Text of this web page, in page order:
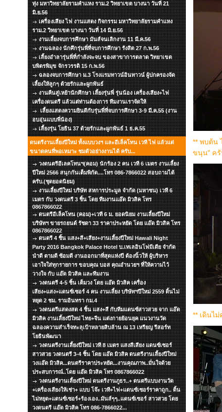
ทุ่ง มหาวิทยาลัยรามคำแหง ราม.2 วิทยาเขต บางนา วันที่ 21
มิ.ย.56
เครื่องเสียง ไฟ งานแสดง กิจกรรม มหาวิทยาลัยรามคำแหง
ราม.2 วิทยาเขต บางนา วันที่ 14 มิ.ย.56
งานเลี้ยงจบการศึกษา มันส์จนเลิกงาน 11 มี.ค.56
งานฉลอง นักศึกรุ่นพี่ที่จบการศึกษา รังสิต 27 ก.พ.56
เลี้ยงอำลารุ่นพี่ที่กำลังจะจบ ของสาขาการตลาด วิทยาเขต
บพิตรพิมุข จักรวรรดิ 15 ก.พ.56
ฉลองจบการศึกษา ม.3 โรงแรมทาวน์อินทาวน์ ผู้ปกครองจัด
เลี้ยงให้ลูกๆ ด้วยรักและผูกพันธ์
งานคืนสู่เหย้านักศึกษา เลี้ยงรุ่นพี่ รุ่นน้อง เครื่องเสียง+ไฟ
เครื่องดนตรี แล้วแต่ท่านต้องการ ทีมงานเราจัดให้
เลี้ยงแสดงความยินดีกับรุ่นพี่ที่จบการศึกษา 3-9 มี.ค.55 (งาน
อบอุ่นแบบพี่น้อง)
เลี้ยงรุ่น โยธิน 37 ด้วยรักและผูกพันธ์ 1 ธ.ค.55
ดนตรีงานเลี้ยงปีใหม่ ทั้งแบบวงฯ และอีเล็คโทน เวที ไฟ แล้วแต่
ขนาดคนที่พอเหมาะ ชมตัวอย่างงานได้ ครับ...
วงดนตรีอีเลคโทนฯ(คอม) นักร้อง 2 คน เวที 6 เมตร งานเลี้ยง
ปีใหม่ 2566 สนุกกันเต็มพิกัด....โทร 086-7866022 สอบถามได้
ครับ.(ชุดยอดนิยม)
งานเลี้ยงปีใหม่ บริษัท สหการประมูล จำกัด (มหาชน) เวที 6
เมตร กับ วงดนตรี 3 ชิ้น โดย ทีมงานแอ๊ด มิวสิค โทร
0867866022
ดนตรีอีเล็คโทน (คอม)+เวที 6 ม. ยอดนิยม งานเลี้ยงปีใหม่
บริษัทฯ ขายรถยนต์ รัชดา 33 ราคาประหยัด โดย แอ๊ด มิวสิค โทร
0867866022
ดนตรี 4 ชิ้น แสง+สี+เสียง+งานเลี้ยงปีใหม่ Hawali Night
Party 2016 Bangkok Palace Hotel บ.เทเลอินโฟมีเดีย จำกัด
นำดี ตามดี ซ้อมดี งานออกมาที่สุดแห่งปี ต้องนิ้วให้ ผู้บริหาร
เอาใจใส่ทุกรายการ ขอบคุณ บอส คุณอำนวยฯ ที่ให้ความไว้
วางใจ กับ แอ๊ด มิวสิค และทีมงาน
วงดนตรี 4-5 ชิ้น เต็มวง โดย แอ๊ด มิวสิค เครื่อง
เสียง+แสง+แดนซ์เซอร์ 4 คน งานเลี้ยง บริษัทฯปีใหม่ 2559 ดิ้นไม่
หยุด 2 ชม. รามอินทรา กม.4
วงดนตรีแสดงสด 4 ชิ้น แสง+สี กับทีมแดนซ์สาวสวย จาก แอ๊ด
มิวสิค งานเลี้ยงปีใหม่ ไทย+จีน แต่งกายย้อนยุค แนวงานวัด
ฉลองความสำเร็จทะลุเป้าหลายสิบล้าน ณ 13 เหรียญ รีสอร์ท
โยธินพัฒนา
วงดนตรีงานเลี้ยงปีใหม่ เวที 8 เมตร แสงสีเสียง แดนซ์เซอร์
สาวสวย วงดนตรี 3-4 ชิ้น โดย แอ๊ด มิวสิค ดนตรีงานเลี้ยงปีใหม่
วงแอ๊ด มิวสิค...ดนตรีราคาประหยัด...งานคุณภาพ..มั่นใจด้วย
ประสบการณ์..โดย แอ๊ด มิวสิค โทร 0867866022
วงดนตรีงานเลี้ยงปีใหม่ ดนตรีงานภูธร..+ ดนตรีแบบงานวัด
+เครื่องเสียงให้เช่า+ แบบ โจ๊ะ เวที+ไฟ+แดนซ์เซอร์ราคาถูก.. ดิ้น
ไม่หยุด+แดนซ์เซอร์+ร้องเอง..มันส์ๆๆ..แดนซ์เซอร์ สาวสวย โดย
วงดนตรี แอ๊ด มิวสิค โทร 086-7866022...
** พบต้น
ขนุน" ค
** เดินไ